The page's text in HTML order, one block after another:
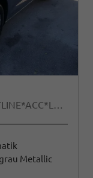
Comfortline 1.5 TSI DSG COMFORTLINE*ACC*LED*PDC*KAMERA*NAVI*SHZ* 7-SITZER 17-ZOLL
Metallic